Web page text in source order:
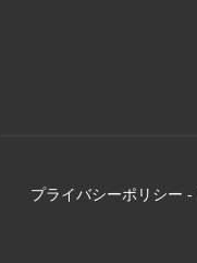
プライバシーポリシー -